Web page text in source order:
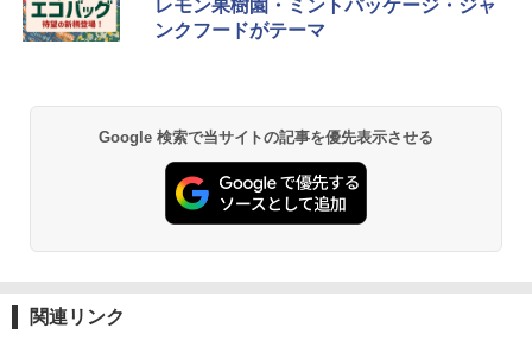
防水 UVカット 4段階高さ調整 軽量 収納袋付
き
BUNDOK(バンドック)ソロ ドーム 1 EX BDK
-08EX カーキ ソロキャンプ ポリエステル フ
レーム テント
￥14,800
レモン果樹園・ミントパッケージ・ジャ
ンクフードがテーマ
Google 検索で当サイトの記事を優先表示させる
関連リンク